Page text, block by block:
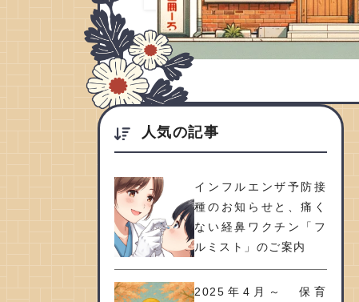
人気の記事
インフルエンザ予防接
種のお知らせと、痛く
ない経鼻ワクチン「フ
ルミスト」のご案内
2025年4月～ 保育